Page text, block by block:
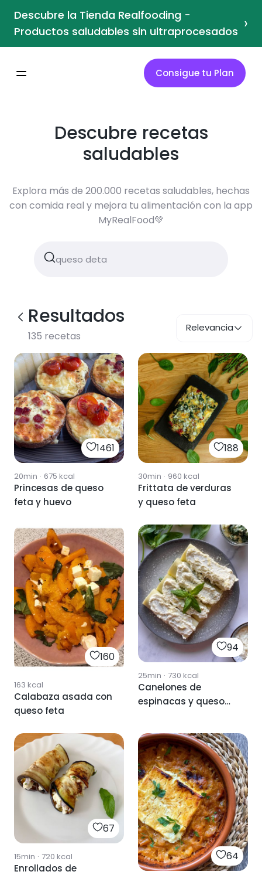
Descubre la Tienda Realfooding -
Productos saludables sin ultraprocesados ›
Consigue tu Plan
Descubre recetas
saludables
Explora más de 200.000 recetas saludables, hechas
con comida real y mejora tu alimentación con la app
MyRealFood💚
Resultados
135 recetas
Relevancia
1461
20min · 675 kcal
Princesas de queso
feta y huevo
188
30min · 960 kcal
Frittata de verduras
y queso feta
160
163 kcal
Calabaza asada con
queso feta
94
25min · 730 kcal
Canelones de
espinacas y queso
67
15min · 720 kcal
Enrollados de
64